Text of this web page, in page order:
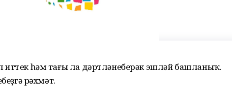
иттек һәм тағы ла дәртләнеберәк эшләй башланыҡ.
рәхмәт.